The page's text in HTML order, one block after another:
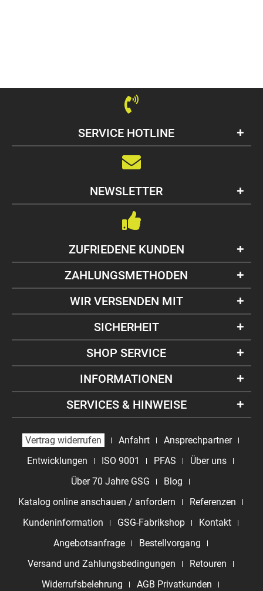
SERVICE HOTLINE
SHOP SERVICE
INFORMATIONEN
SERVICES & HINWEISE
NEWSLETTER
ZUFRIEDENE KUNDEN
ZAHLUNGSMETHODEN
WIR VERSENDEN MIT
SICHERHEIT
Vertrag widerrufen Anfahrt
Ansprechpartner
Entwicklungen
ISO 9001 PFAS
Über uns
Über 70 Jahre GSG
Blog
Katalog online anschauen / anfordern
Referenzen
Kundeninformation
GSG-Fabrikshop
Kontakt
Angebotsanfrage
Bestellvorgang
Versand und Zahlungsbedingungen
Retouren
Widerrufsbelehrung
AGB Privatkunden